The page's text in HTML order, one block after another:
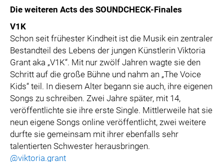
Die weiteren Acts des SOUNDCHECK-Finales
V1K
Schon seit frühester Kindheit ist die Musik ein zentraler
Bestandteil des Lebens der jungen Künstlerin Viktoria
Grant aka „V1K“. Mit nur zwölf Jahren wagte sie den
Schritt auf die große Bühne und nahm an „The Voice
Kids“ teil. In diesem Alter begann sie auch, ihre eigenen
Songs zu schreiben. Zwei Jahre später, mit 14,
veröffentlichte sie ihre erste Single. Mittlerweile hat sie
neun eigene Songs online veröffentlicht, zwei weitere
durfte sie gemeinsam mit ihrer ebenfalls sehr
talentierten Schwester herausbringen.
@viktoria.grant